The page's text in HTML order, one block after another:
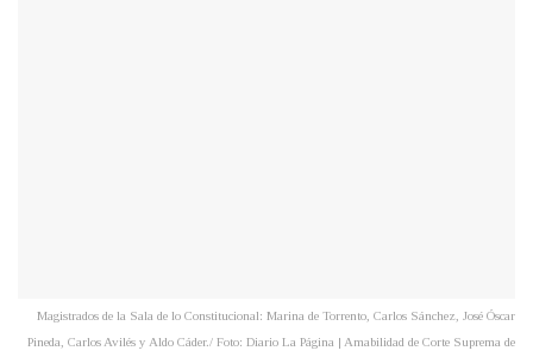
Magistrados de la Sala de lo Constitucional: Marina de Torrento, Carlos Sánchez, José Óscar
Pineda, Carlos Avilés y Aldo Cáder./ Foto: Diario La Página | Amabilidad de Corte Suprema de